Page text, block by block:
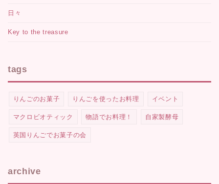
日々
Key to the treasure
tags
りんごのお菓子 りんごを使ったお料理 イベント
マクロビオティック 物語でお料理！ 自家製酵母
英国りんごでお菓子の会
archive